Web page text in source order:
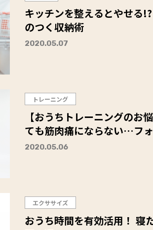
キッチンを整えるとやせる
のつく収納術
2020.05.07
トレーニング
【おうちトレーニングのお
ても筋肉痛にならない…フ
2020.05.06
エクササイズ
おうち時間を有効活用！ 寝